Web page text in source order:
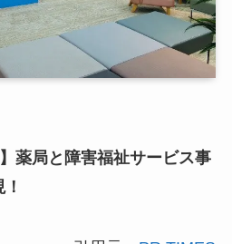
薬局と障害福祉サービス事